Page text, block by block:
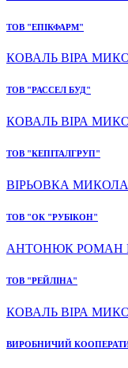
ТОВ "ЕПІКФАРМ"
КОВАЛЬ ВІРА
ТОВ "РАССЕЛ БУД"
КОВАЛЬ ВІРА
ТОВ "КЕПІТАЛГРУП"
ВІРЬОВКА МИКОЛА
ТОВ "ОК "РУБІКОН"
АНТОНЮК РОМАН
ТОВ "РЕЙЛІНА"
КОВАЛЬ ВІРА
ВИРОБНИЧИЙ